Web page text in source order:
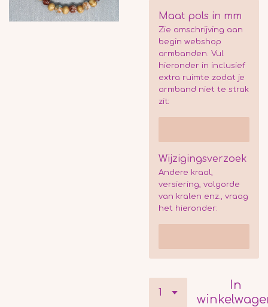
Maat pols in mm
Zie omschrijving aan
begin webshop
armbanden. Vul
hieronder in inclusief
extra ruimte zodat je
armband niet te strak
zit:
Wijzigingsverzoek
Andere kraal,
versiering, volgorde
van kralen enz., vraag
het hieronder:
In